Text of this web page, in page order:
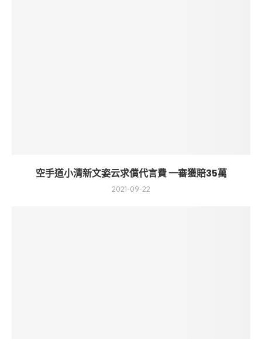
空手道小清新文姿云求償代言費 一審獲賠35萬
2021-09-22